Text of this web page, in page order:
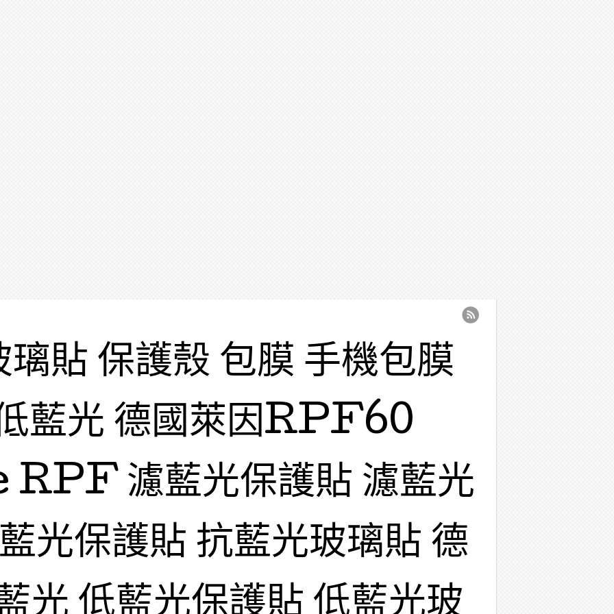
璃貼 保護殼 包膜 手機包膜
藍光 德國萊因RPF60
濾藍光保護貼 濾藍光
光保護貼 抗藍光玻璃貼 德
光 低藍光保護貼 低藍光玻